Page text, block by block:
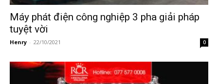
Máy phát điện công nghiệp 3 pha giải pháp
tuyệt vời
Henry - 22/10/2021 0